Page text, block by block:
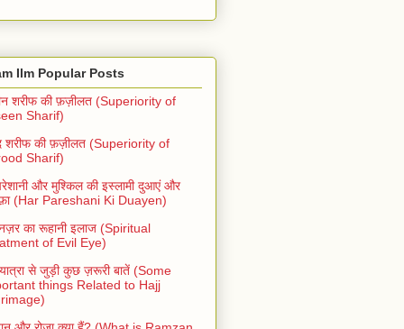
Ilm Popular Posts
शरीफ की फ़ज़ीलत (Superiority of
Sharif)
शरीफ की फ़ज़ीलत (Superiority of
Sharif)
और मुश्किल की इस्लामी दुआएं और
(Har Pareshani Ki Duayen)
नज़र का रूहानी इलाज (Spiritual
of Evil Eye)
से जुड़ी कुछ ज़रूरी बातें (Some
things Related to Hajj